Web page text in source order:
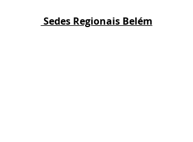
Sedes Regionais Belém